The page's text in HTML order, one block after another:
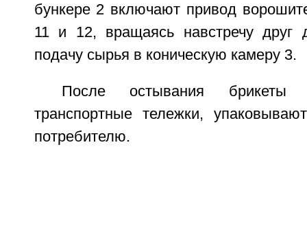
бункере 2 включают привод
11 и 12, вращаясь навстречу друг
подачу сырья в коническую камеру 3.
После остывания брикеты
транспортные тележки,
потребителю.